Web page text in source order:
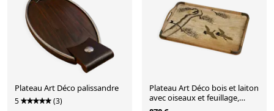
Plateau Art Déco palissandre
5 (3)
Plateau Art Déco bois et laiton
avec oiseaux et feuillage,
années 1940